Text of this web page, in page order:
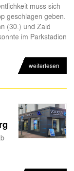
muss sich
geschlagen geben.
(30.) und Zaid
im Parkstadion
weiterlesen